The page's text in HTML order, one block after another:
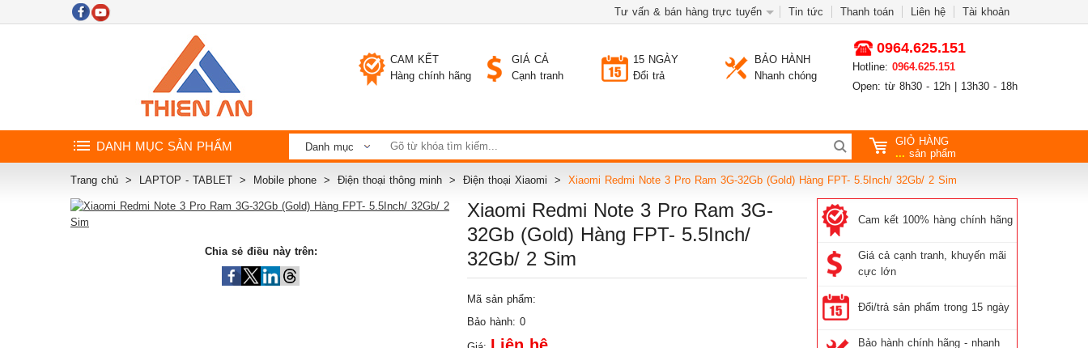
Tư vấn & bán hàng trực tuyến Tin tức Thanh toán Liên hệ Tài khoản
CAM KẾT
Hàng chính hãng
GIÁ CẢ
Cạnh tranh
15 NGÀY
Đổi trả
BẢO HÀNH
Nhanh chóng
0964.625.151
Hotline: 0964.625.151
Open: từ 8h30 - 12h | 13h30 - 18h
DANH MỤC SẢN PHẨM Danh mục
GIỎ HÀNG
... sản phẩm
Trang chủ LAPTOP - TABLET Mobile phone Điện thoại thông minh Điện thoại Xiaomi Xiaomi Redmi Note 3 Pro Ram 3G-32Gb (Gold) Hàng FPT- 5.5Inch/ 32Gb/ 2 Sim
Chia sẻ điều này trên:
Xiaomi Redmi Note 3 Pro Ram 3G-
32Gb (Gold) Hàng FPT- 5.5Inch/
32Gb/ 2 Sim
Mã sản phẩm:
Bảo hành: 0
Cam kết 100% hàng chính hãng
Giá cả cạnh tranh, khuyến mãi
cực lớn
Đổi/trả sản phẩm trong 15 ngày
Bảo hành chính hãng - nhanh